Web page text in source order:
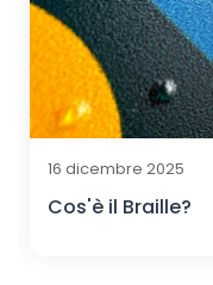
16 dicembre 2025
Cos'è il Braille?